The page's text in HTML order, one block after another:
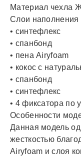
Материал чехла
Слои наполнения
• синтефлекс
• спанбонд
• пена Airyfoam
• кокос с
• спанбонд
• синтефлекс
• 4 фиксатора по
Особенности
Данная модель
жесткостью
Airyfoam и слоя